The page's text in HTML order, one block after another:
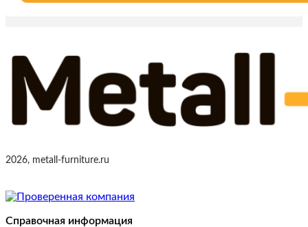
2026, metall-furniture.ru
Справочная информация